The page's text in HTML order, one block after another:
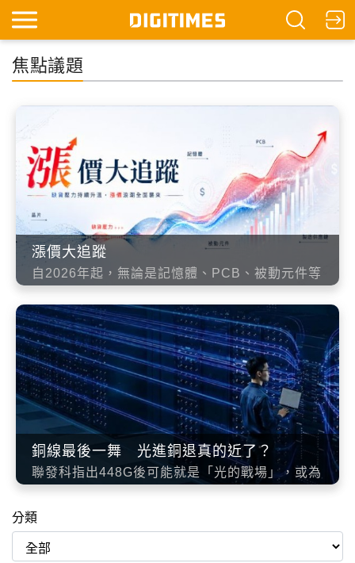
焦點議題
漲價大追蹤
自2026年起，無論是記憶體、PCB、被動元件等
更激烈的「缺貨漲價」浪潮。DIGITIMES新聞團
隊將持續追蹤，帶來第一手報導。
銅線最後一舞 光進銅退真的近了？
聯發科指出448G後可能就是「光的戰場」，或為
光收發模組進口，儘管對台廠光通訊供應鏈喜憂
參半，但市場已為之瘋狂。
分類